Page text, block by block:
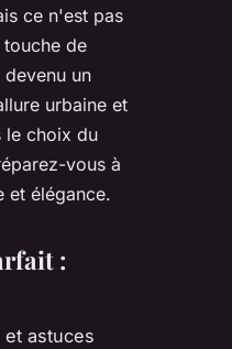
ce n'est pas
de
un
urbaine et
le choix du
vous à
et élégance.
:
astuces